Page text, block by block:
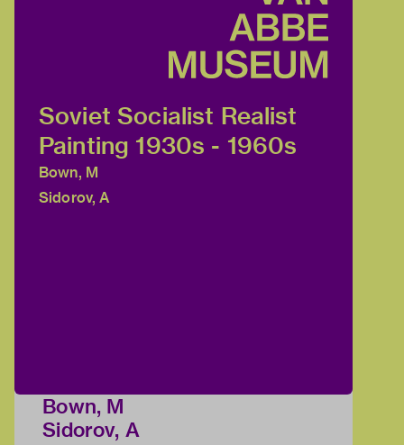
Soviet Socialist Realist
Painting 1930s - 1960s
Bown, M
Sidorov, A
Bown, M
Sidorov, A